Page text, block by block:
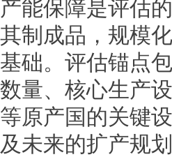
产能保障是评估
其制成品，规模
基础。评估锚点
数量、核心生产
等原产国的关键
及未来的扩产规